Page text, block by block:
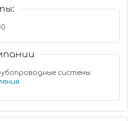
системы